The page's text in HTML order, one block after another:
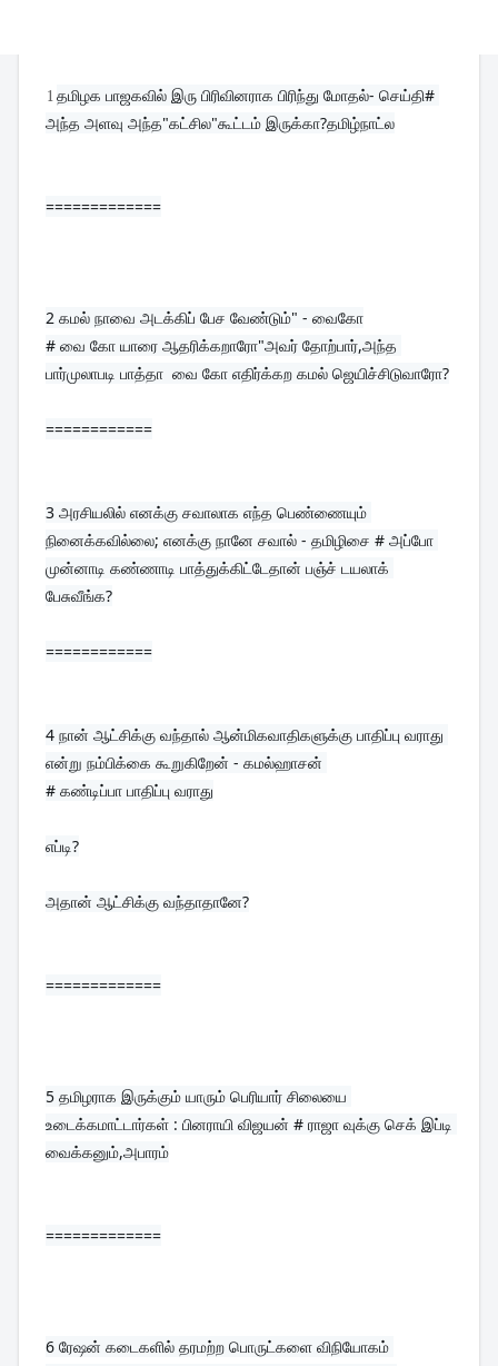
1தமிழக பாஜகவில் இரு பிரிவினராக பிரிந்து மோதல்- செய்தி#
அந்த அளவு அந்த"கட்சில"கூட்டம் இருக்கா?தமிழ்நாட்ல
=============
2 கமல் நாவை அடக்கிப் பேச வேண்டும்" - வைகோ
# வை கோ யாரை ஆதரிக்கறாரோ"அவர் தோற்பார்,அந்த
பார்முலாபடி பாத்தா  வை கோ எதிர்க்கற கமல் ஜெயிச்சிடுவாரோ?
============
3 அரசியலில் எனக்கு சவாலாக எந்த பெண்ணையும்
நினைக்கவில்லை; எனக்கு நானே சவால் - தமிழிசை # அப்போ
முன்னாடி கண்ணாடி பாத்துக்கிட்டேதான் பஞ்ச் டயலாக்
பேசுவீங்க?
============
4 நான் ஆட்சிக்கு வந்தால் ஆன்மிகவாதிகளுக்கு பாதிப்பு வராது
என்று நம்பிக்கை கூறுகிறேன் - கமல்ஹாசன்
# கண்டிப்பா பாதிப்பு வராது
எப்டி?
அதான் ஆட்சிக்கு வந்தாதானே?
=============
5 தமிழராக இருக்கும் யாரும் பெரியார் சிலையை
உடைக்கமாட்டார்கள் : பினராயி விஜயன் # ராஜா வுக்கு செக் இப்டி
வைக்கனும்,அபாரம்
=============
6 ரேஷன் கடைகளில் தரமற்ற பொருட்களை விநியோகம்